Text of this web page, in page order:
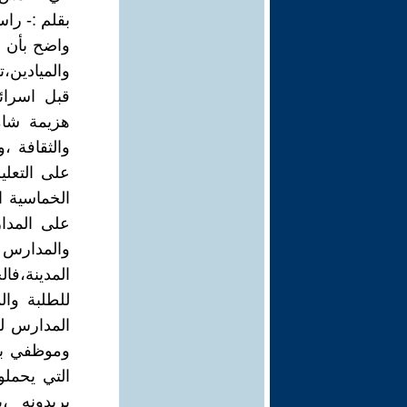
بقلم :-
واضح بأن
قبل
هزيمة
على
على
للطلبة
المدارس
وموظفي
التي
يريدونه